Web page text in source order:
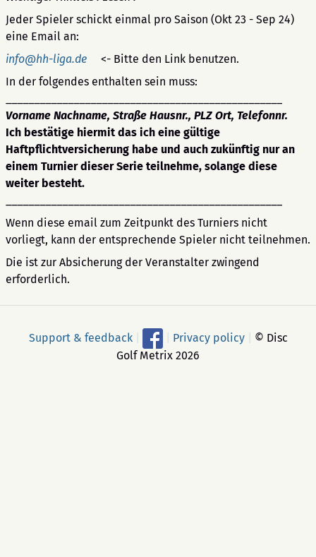
Jeder Spieler schickt einmal pro Saison (Okt 23 - Sep 24)
eine Email an:
info@hh-liga.de <- Bitte den Link benutzen.
In der folgendes enthalten sein muss:
Vorname Nachname, Straße Hausnr., PLZ Ort, Telefonnr.
Ich bestätige hiermit das ich eine gültige
Haftpflichtversicherung habe und auch zukünftig nur an
einem Turnier dieser Serie teilnehme, solange diese
weiter besteht.
Wenn diese email zum Zeitpunkt des Turniers nicht
vorliegt, kann der entsprechende Spieler nicht teilnehmen.
Die ist zur Absicherung der Veranstalter zwingend
erforderlich.
Support & feedback Privacy policy
© Disc
Golf Metrix 2026